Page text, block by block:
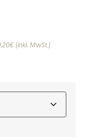
(inkl. MwSt.)